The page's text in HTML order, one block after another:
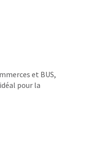
et BUS,
pour la